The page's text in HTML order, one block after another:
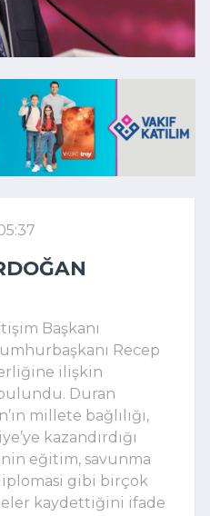
Başkanı
Recep
ilişkin
Duran
millete bağlılığı,
kazandırdığı
eğitim, savunma
gibi birçok
kaydettiğini ifade